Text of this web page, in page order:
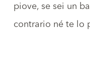
piove, se sei un
contrario né te lo